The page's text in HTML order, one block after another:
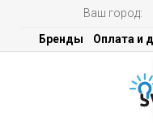
Ваш город:
Бренды Оплата и